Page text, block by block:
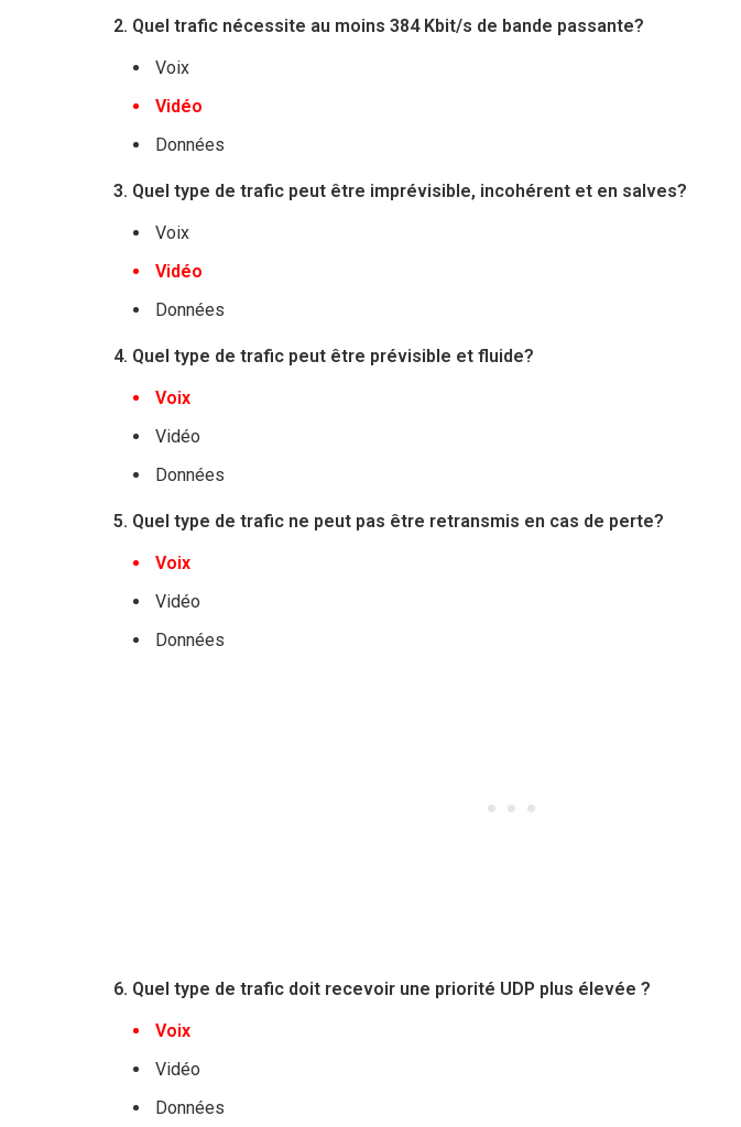
2. Quel trafic nécessite au moins 384 Kbit/s de bande passante?
Voix
Vidéo
Données
3. Quel type de trafic peut être imprévisible, incohérent et en salves?
Voix
Vidéo
Données
4. Quel type de trafic peut être prévisible et fluide?
Voix
Vidéo
Données
5. Quel type de trafic ne peut pas être retransmis en cas de perte?
Voix
Vidéo
Données
6. Quel type de trafic doit recevoir une priorité UDP plus élevée ?
Voix
Vidéo
Données